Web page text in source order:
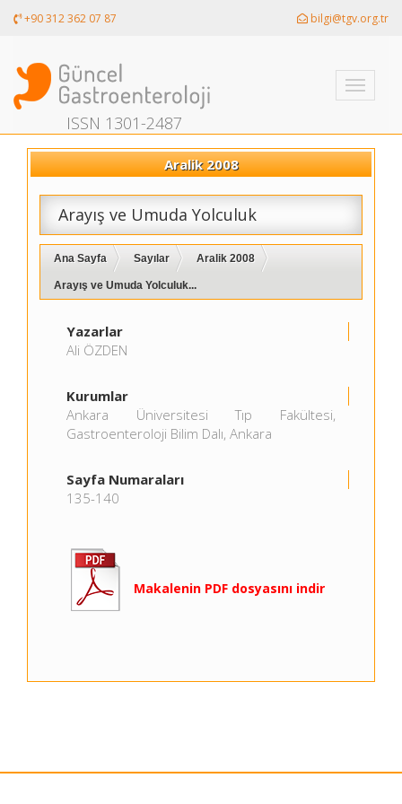
+90 312 362 07 87 bilgi@tgv.org.tr
Toggle
ISSN 1301-2487
Aralik 2008
Arayış ve Umuda Yolculuk
Ana Sayfa Sayılar Aralik 2008
Arayış ve Umuda Yolculuk...
Yazarlar
Ali ÖZDEN
Kurumlar
Ankara Üniversitesi Tıp Fakültesi,
Gastroenteroloji Bilim Dalı, Ankara
Sayfa Numaraları
135-140
Makalenin PDF dosyasını indir